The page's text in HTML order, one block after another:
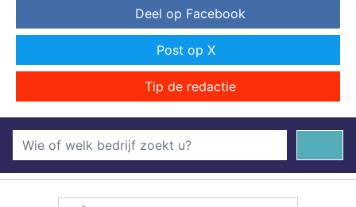
Deel op Facebook
Post op X
Tip de redactie